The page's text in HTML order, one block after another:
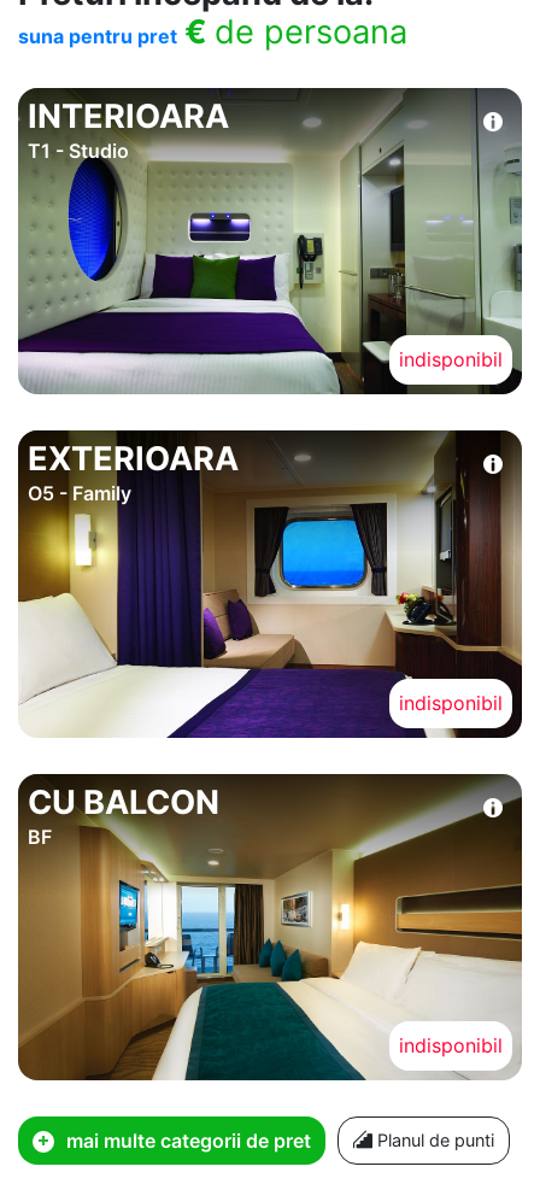
suna pentru pret € de persoana
INTERIOARA
T1 - Studio
indisponibil
EXTERIOARA
O5 - Family
indisponibil
CU BALCON
BF
indisponibil
mai multe categorii de pret Planul de punti